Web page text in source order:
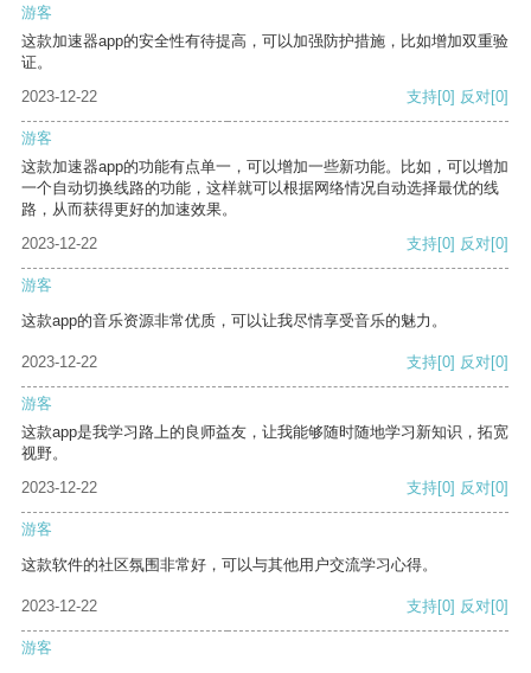
游客
这款加速器app的安全性有待提高，可以加强防护措施，比如增加双重验
证。
2023-12-22
支持[0] 反对[0]
游客
这款加速器app的功能有点单一，可以增加一些新功能。比如，可以增加
一个自动切换线路的功能，这样就可以根据网络情况自动选择最优的线
路，从而获得更好的加速效果。
2023-12-22
支持[0] 反对[0]
游客
这款app的音乐资源非常优质，可以让我尽情享受音乐的魅力。
2023-12-22 支持[0] 反对[0]
游客
这款app是我学习路上的良师益友，让我能够随时随地学习新知识，拓宽
视野。
2023-12-22
支持[0] 反对[0]
游客
这款软件的社区氛围非常好，可以与其他用户交流学习心得。
2023-12-22 支持[0] 反对[0]
游客